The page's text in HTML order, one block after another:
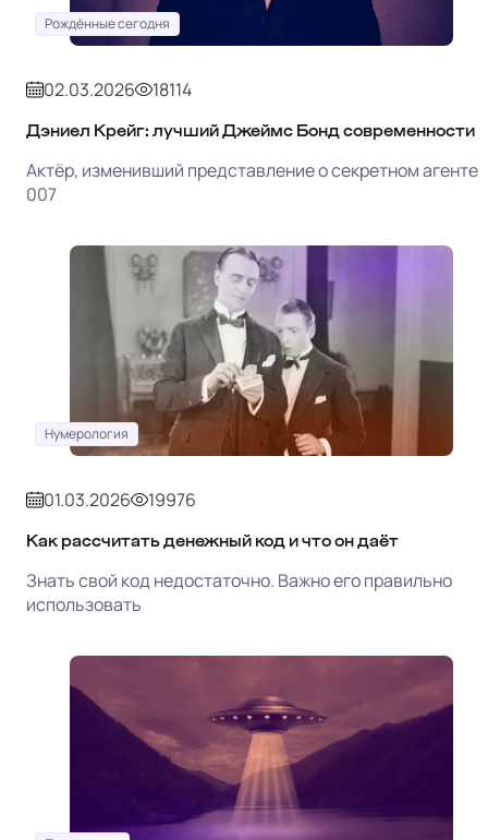
Рождённые сегодня
02.03.2026 18114
Дэниел Крейг: лучший Джеймс Бонд современности
Актёр, изменивший представление о секретном агенте
007
Нумерология
01.03.2026 19976
Как рассчитать денежный код и что он даёт
Знать свой код недостаточно. Важно его правильно
использовать